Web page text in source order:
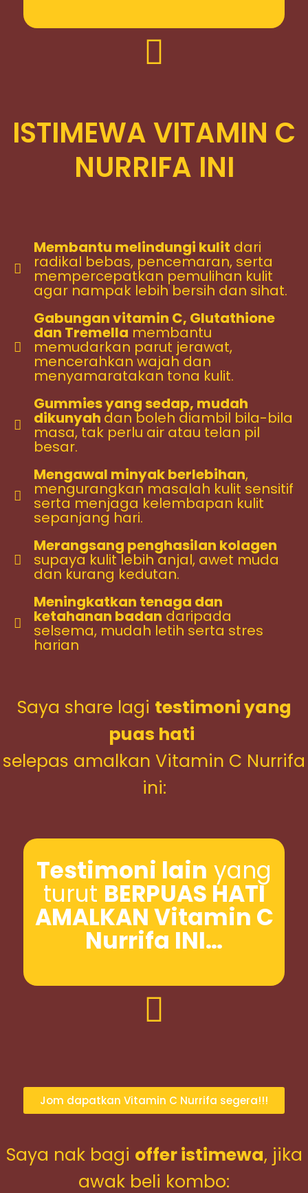
ISTIMEWA VITAMIN C
NURRIFA INI
Membantu melindungi kulit dari
radikal bebas, pencemaran, serta
mempercepatkan pemulihan kulit
agar nampak lebih bersih dan sihat.
Gabungan vitamin C, Glutathione
dan Tremella membantu
memudarkan parut jerawat,
mencerahkan wajah dan
menyamaratakan tona kulit.
Gummies yang sedap, mudah
dikunyah dan boleh diambil bila-bila
masa, tak perlu air atau telan pil
besar.
Mengawal minyak berlebihan,
mengurangkan masalah kulit sensitif
serta menjaga kelembapan kulit
sepanjang hari.
Merangsang penghasilan kolagen
supaya kulit lebih anjal, awet muda
dan kurang kedutan.
Meningkatkan tenaga dan
ketahanan badan daripada
selsema, mudah letih serta stres
harian
Saya share lagi testimoni yang
puas hati
selepas amalkan Vitamin C Nurrifa
ini:
Testimoni lain yang
turut BERPUAS HATI
AMALKAN Vitamin C
Nurrifa INI…
Jom dapatkan Vitamin C Nurrifa segera!!!
Saya nak bagi offer istimewa, jika
awak beli kombo: